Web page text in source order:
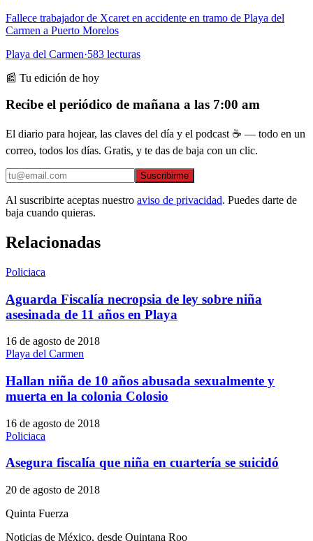
Fallece trabajador de Xcaret en accidente en tramo de Playa del
Carmen a Puerto Morelos
Playa del Carmen·583 lecturas
📰 Tu edición de hoy
Recibe el periódico de mañana a las 7:00 am
El diario para hojear, las claves del día y el podcast ☕ — todo en un
correo, todos los días. Gratis, y te das de baja con un clic.
Suscribirme
Al suscribirte aceptas nuestro aviso de privacidad. Puedes darte de
baja cuando quieras.
Relacionadas
Policiaca
Aguarda Fiscalía necropsia de ley sobre niña
asesinada de 11 años en Playa
16 de agosto de 2018
Playa del Carmen
Hallan niña de 10 años abusada sexualmente y
muerta en la colonia Colosio
16 de agosto de 2018
Policiaca
Asegura fiscalía que niña en cuartería se suicidó
20 de agosto de 2018
Quinta Fuerza
Noticias de México, desde Quintana Roo